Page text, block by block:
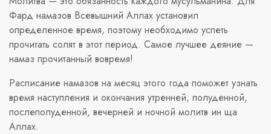
Фард намазов Всевышний Аллах установил
определенное время, поэтому необходимо успеть
прочитать солят в этот период. Самое лучшее деяние —
намаз прочитанный вовремя!
Расписание намазов на месяц этого года поможет узнать
время наступления и окончания утренней, полуденной,
послеполуденной, вечерней и ночной молитв ин ща
Аллах.